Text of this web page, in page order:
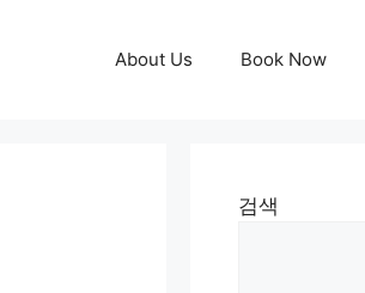
About Us Book Now
검색